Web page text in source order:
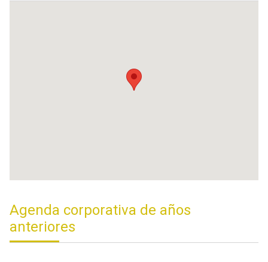
Agenda corporativa de años
anteriores